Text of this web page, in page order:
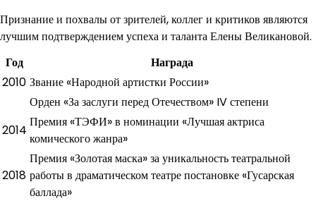
Признание и похвалы от зрителей, коллег и критиков являются
лучшим подтверждением успеха и таланта Елены Великановой.
Год
Награда
2010 Звание «Народной артистки России»
Орден «За заслуги перед Отечеством» IV степени
2014
Премия «ТЭФИ» в номинации «Лучшая актриса
комического жанра»
2018
Премия «Золотая маска» за уникальность театральной
работы в драматическом театре постановке «Гусарская
баллада»